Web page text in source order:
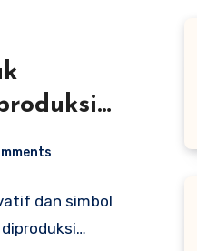
dan simbol